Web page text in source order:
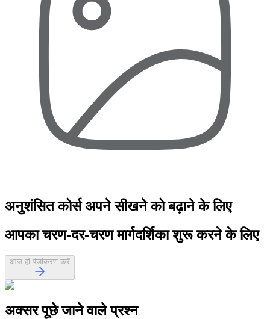
अनुशंसित कोर्स अपने सीखने को बढ़ाने के लिए
आपका चरण-दर-चरण मार्गदर्शिका शुरू करने के लिए
आज ही पंजीकरण करें
अक्सर पूछे जाने वाले प्रश्न